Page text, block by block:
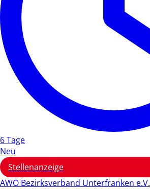
6 Tage
Neu
Stellenanzeige
AWO Bezirksverband Unterfranken e.V.